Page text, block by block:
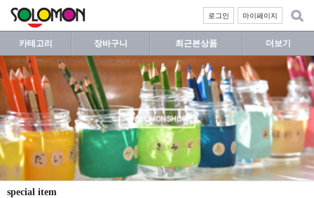
마이페이지
로그인
카테고리 장바구니 최근본상품 더보기
special item